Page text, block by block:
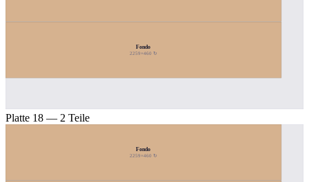
Fondo
2259×460 ↻
Platte 18 — 2 Teile
Fondo
2259×460 ↻